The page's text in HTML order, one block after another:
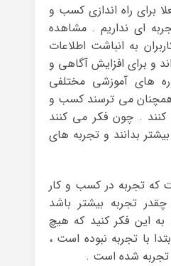
برای راه اندازی کسب و
ای نداریم . مشاهده
به انباشت اطلاعات
و برای افزایش آگاهی و
های آموزشی مختلفی
همچنان می ترسند کسب و
کنند . چون فکر می کنند
بدانند و تجربه های
که تجربه در کسب و کار
تجربه بیشتر باشد
به این فکر کنید که هیچ
با تجربه نبوده است ،
تجربه شده است .